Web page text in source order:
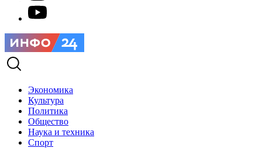
Экономика
Культура
Политика
Общество
Наука и техника
Спорт